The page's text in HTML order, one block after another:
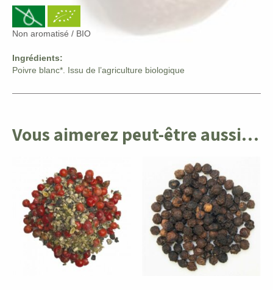
Non aromatisé / BIO
Ingrédients:
Poivre blanc*. Issu de l’agriculture biologique
Vous aimerez peut-être aussi…